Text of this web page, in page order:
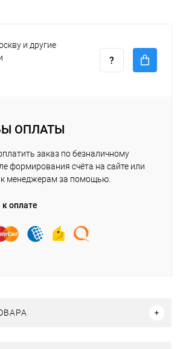
и другие
ОПЛАТЫ
заказ по безналичному
формирования счёта на сайте или
к менеджерам за помощью.
оплате